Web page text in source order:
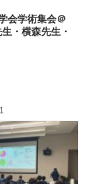
会学術集会＠
・横森先生・